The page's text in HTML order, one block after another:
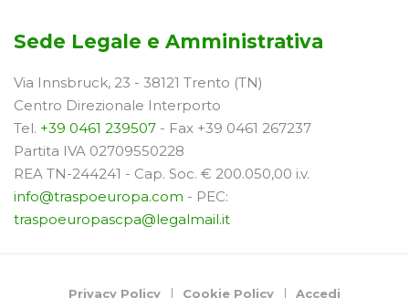
Sede Legale e Amministrativa
Via Innsbruck, 23 - 38121 Trento (TN)
Centro Direzionale Interporto
Tel. +39 0461 239507 - Fax +39 0461 267237
Partita IVA 02709550228
REA TN-244241 - Cap. Soc. € 200.050,00 i.v.
info@traspoeuropa.com - PEC:
traspoeuropascpa@legalmail.it
Privacy Policy Cookie Policy Accedi